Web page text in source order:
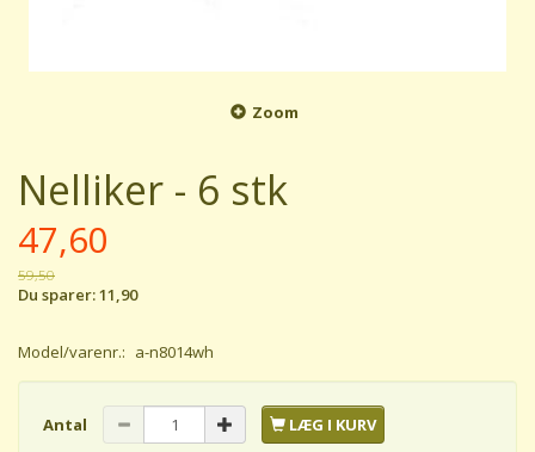
Zoom
Nelliker - 6 stk
47,60
59,50
Du sparer:11,90
Model/varenr.: a-n8014wh
Antal LÆG I KURV